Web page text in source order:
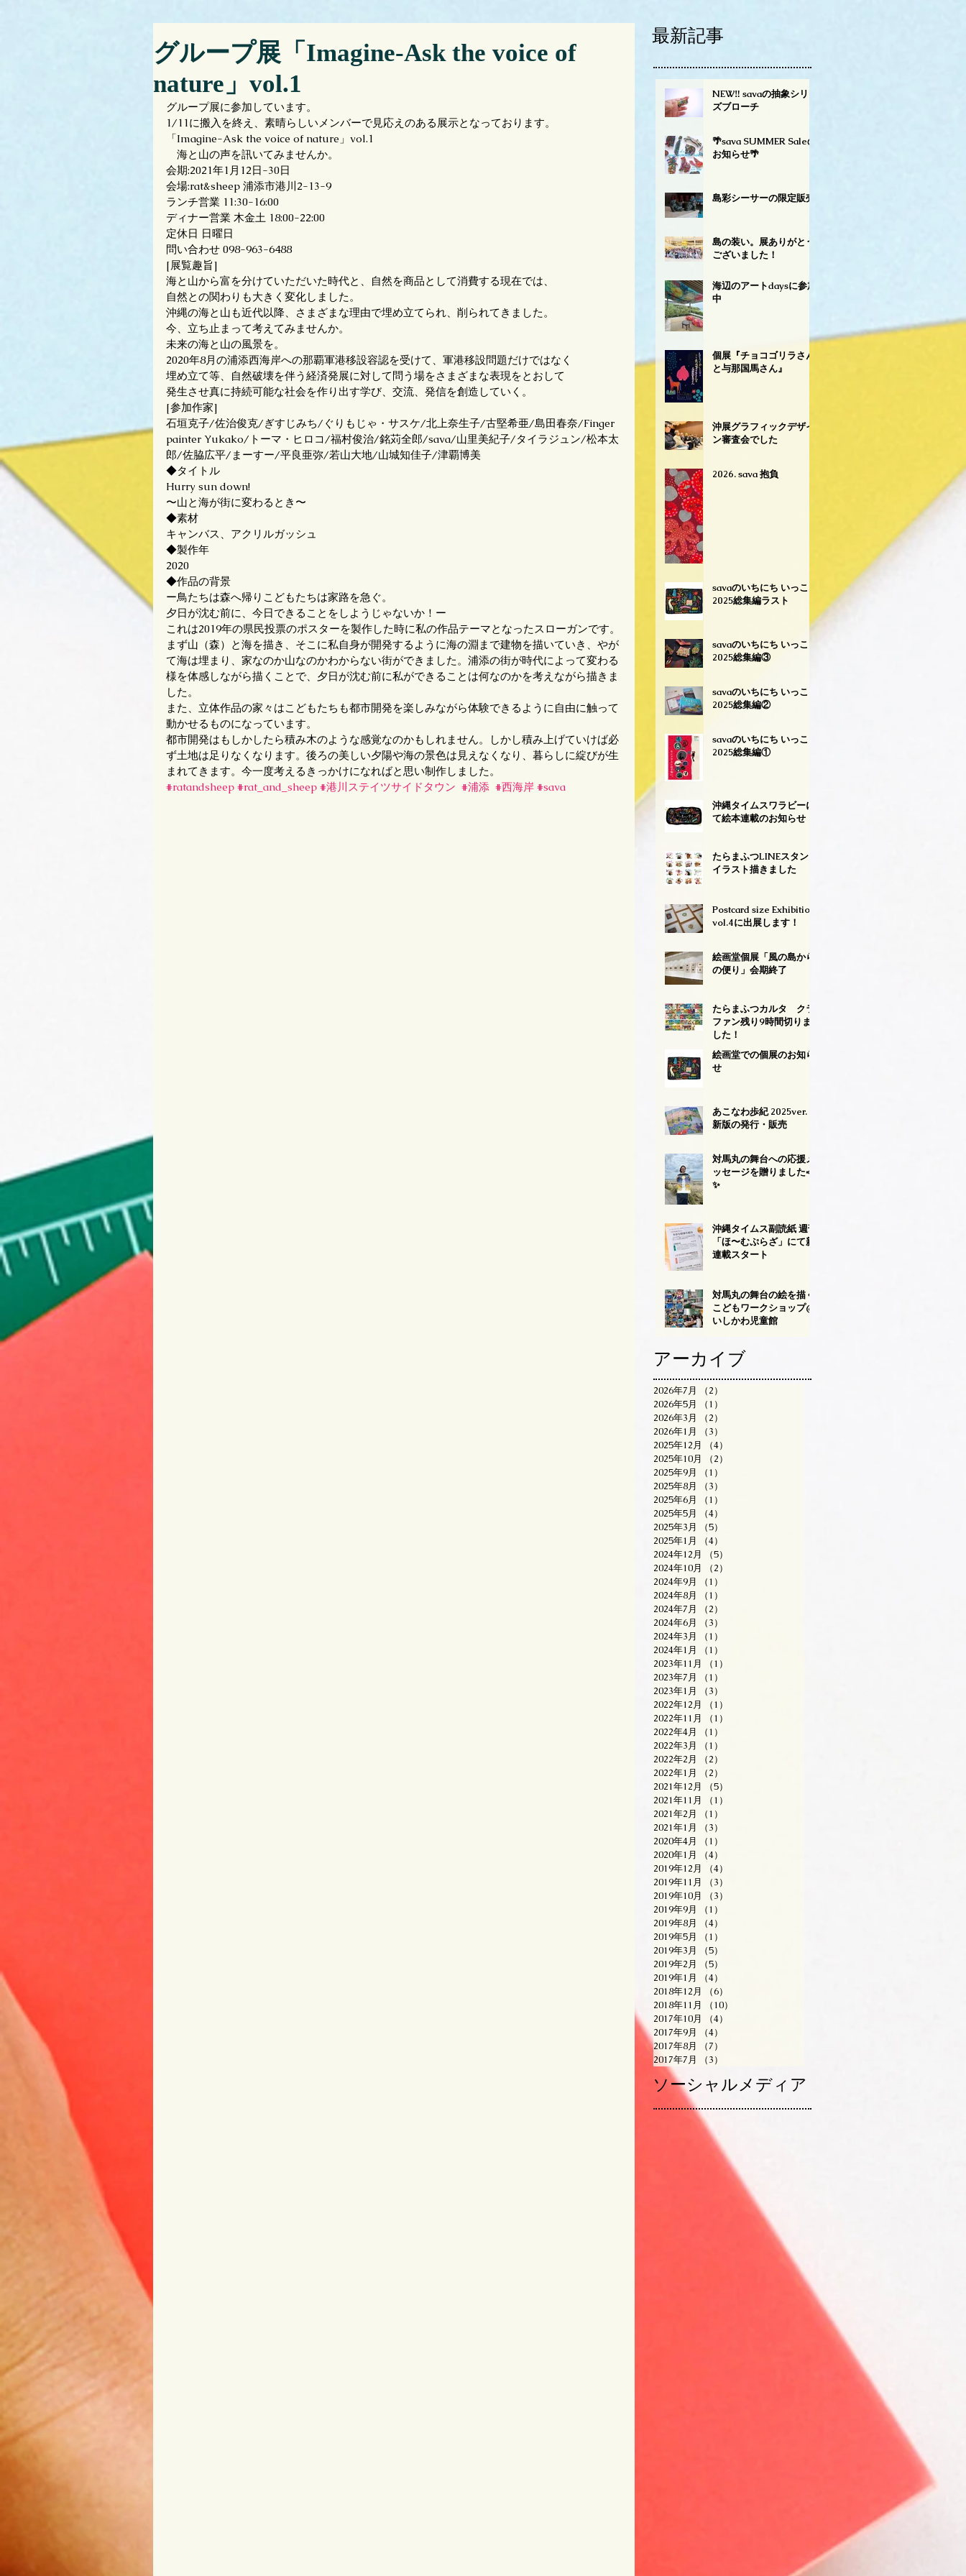
グループ展「Imagine-Ask the voice of
nature」vol.1
グループ展に参加しています。
1/11に搬入を終え、素晴らしいメンバーで見応えのある展示となっております。
「Imagine-Ask the voice of nature」vol.1
海と山の声を訊いてみませんか。
会期:2021年1月12日-30日
会場:rat&sheep 浦添市港川2-13-9
ランチ営業 11:30-16:00
ディナー営業 木金土 18:00-22:00
定休日 日曜日
問い合わせ 098-963-6488
[展覧趣旨]
海と山から富を分けていただいた時代と、自然を商品として消費する現在では、
自然との関わりも大きく変化しました。
沖縄の海と山も近代以降、さまざまな理由で埋め立てられ、削られてきました。
今、立ち止まって考えてみませんか。
未来の海と山の風景を。
2020年8月の浦添西海岸への那覇軍港移設容認を受けて、軍港移設問題だけではなく
埋め立て等、自然破壊を伴う経済発展に対して問う場をさまざまな表現をとおして
発生させ真に持続可能な社会を作り出す学び、交流、発信を創造していく。
[参加作家]
石垣克子/佐治俊克/ぎすじみち/ぐりもじゃ・サスケ/北上奈生子/古堅希亜/島田春奈/Finger
painter Yukako/トーマ・ヒロコ/福村俊治/銘苅全郎/sava/山里美紀子/タイラジュン/松本太
郎/佐脇広平/まーすー/平良亜弥/若山大地/山城知佳子/津覇博美
◆タイトル
Hurry sun down!
〜山と海が街に変わるとき〜
◆素材
キャンバス、アクリルガッシュ
◆製作年
2020
◆作品の背景
ー鳥たちは森へ帰りこどもたちは家路を急ぐ。
夕日が沈む前に、今日できることをしようじゃないか！ー
これは2019年の県民投票のポスターを製作した時に私の作品テーマとなったスローガンです。
まず山（森）と海を描き、そこに私自身が開発するように海の淵まで建物を描いていき、やが
て海は埋まり、家なのか山なのかわからない街ができました。浦添の街が時代によって変わる
様を体感しながら描くことで、夕日が沈む前に私ができることは何なのかを考えながら描きま
した。
また、立体作品の家々はこどもたちも都市開発を楽しみながら体験できるように自由に触って
動かせるものになっています。
都市開発はもしかしたら積み木のような感覚なのかもしれません。しかし積み上げていけば必
ず土地は足りなくなります。後ろの美しい夕陽や海の景色は見えなくなり、暮らしに綻びが生
まれてきます。今一度考えるきっかけになればと思い制作しました。
#ratandsheep #rat_and_sheep #港川ステイツサイドタウン #浦添 #西海岸 #sava
最新記事
NEW‼︎ savaの抽象シリー
ズブローチ
🌴sava SUMMER Saleの
お知らせ🌴
島彩シーサーの限定販売
島の装い。展ありがとう
ございました！
海辺のアートdaysに参加
中
個展『チョコゴリラさん
と与那国馬さん』
沖展グラフィックデザイ
ン審査会でした
2026. sava 抱負
savaのいちにち いっこ
2025総集編ラスト
savaのいちにち いっこ
2025総集編③
savaのいちにち いっこ
2025総集編②
savaのいちにち いっこ
2025総集編①
沖縄タイムスワラビーに
て絵本連載のお知らせ
たらまふつLINEスタンプ
イラスト描きました
Postcard size Exhibition
vol.4に出展します！
絵画堂個展「風の島から
の便り」会期終了
たらまふつカルタ クラ
ファン残り9時間切りま
した！
絵画堂での個展のお知ら
せ
あこなわ歩紀 2025ver.
新版の発行・販売
対馬丸の舞台への応援メ
ッセージを贈りました📣
✨
沖縄タイムス副読紙 週刊
「ほ〜むぷらざ」にて新
連載スタート
対馬丸の舞台の絵を描く
こどもワークショップ@
いしかわ児童館
アーカイブ
2026年7月 （2）
2026年5月
（1）
2026年3月
（2）
2026年1月
（3）
2025年12月
（4）
2025年10月
（2）
2025年9月
（1）
2025年8月
（3）
2025年6月
（1）
2025年5月
（4）
2025年3月
（5）
2025年1月
（4）
2024年12月
（5）
2024年10月
（2）
2024年9月
（1）
2024年8月
（1）
2024年7月
（2）
2024年6月
（3）
2024年3月
（1）
2024年1月
（1）
2023年11月
（1）
2023年7月
（1）
2023年1月
（3）
2022年12月
（1）
2022年11月
（1）
2022年4月
（1）
2022年3月
（1）
2022年2月
（2）
2022年1月
（2）
2021年12月
（5）
2021年11月
（1）
2021年2月
（1）
2021年1月
（3）
2020年4月
（1）
2020年1月
（4）
2019年12月
（4）
2019年11月
（3）
2019年10月
（3）
2019年9月
（1）
2019年8月
（4）
2019年5月
（1）
2019年3月
（5）
2019年2月
（5）
2019年1月
（4）
2018年12月
（6）
2018年11月
（10）
2017年10月
（4）
2017年9月
（4）
2017年8月
（7）
2017年7月
（3）
ソーシャルメディア